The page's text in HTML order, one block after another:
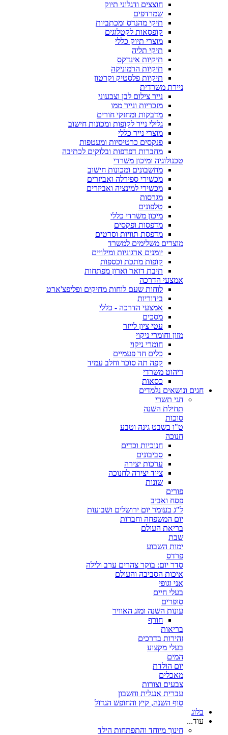
חוצצים ודגלוני תיוק
שמרדפים
תיקי מהנדס ומכתביות
קופסאות לקטלוגים
מוצרי תיוק כללי
תיקי תליה
תיקיות אינדקס
תיקיות הרמוניקה
תיקיות פלסטיק וקרטון
ניירת משרדית
נייר צילום לבן וצבעוני
מזכריות ונייר ממו
מדבקות ומחזקי חורים
גלילי נייר לקופות ומכונות חישוב
מוצרי נייר כללי
פנקסים כרטיסיות ומעטפות
מחברות דפדפות ובלוקים לכתיבה
טכנולוגיה ומיכון משרדי
מחשבונים ומכונות חישוב
מכשירי ספירלה ואביזרים
מכשירי למינציה ואביזרים
מגרסות
טלפונים
מיכון משרדי כללי
מדפסות ופקסים
מדפסת תוויות וסרטים
מוצרים משלימים למשרד
יומנים ארגוניות ומילויים
קופות מתכת וכספות
תיבת דואר וארון מפתחות
אמצעי הדרכה
לוחות שעם לוחות מחיקים ופליפצ'ארט
בידוריות
אמצעי הדרכה - כללי
מסכים
עטי ציון לייזר
מזון וחומרי ניקוי
חומרי ניקוי
כלים חד פעמיים
קפה תה סוכר וחלב עמיד
ריהוט משרדי
כסאות
חגים ונושאים נלמדים
חגי תשרי
תחילת השנה
סוכות
ט"ו בשבט גינה וטבע
חנוכה
חנוכיות וכדים
סביבונים
ערכות יצירה
ציוד יצירה לחנוכה
שונות
פורים
פסח ואביב
ל"ג בעומר יום ירושלים ושבועות
יום המשפחה וחברות
בריאת העולם
שבת
ימות השבוע
פרדס
סדר יום: בוקר צהרים ערב ולילה
איכות הסביבה והעולם
אני וגופי
בעלי חיים
סופרים
עונות השנה ומזג האוויר
חורף
בריאות
זהירות בדרכים
בעלי מקצוע
המים
יום הולדת
מאכלים
צבעים וצורות
עברית אנגלית וחשבון
סוף השנה, קיץ והחופש הגדול
בלוג
עוד...
חינוך מיוחד והתפתחות הילד